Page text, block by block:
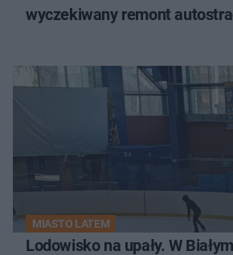
wyczekiwany remont
MIASTO LATEM
Lodowisko na upały. W